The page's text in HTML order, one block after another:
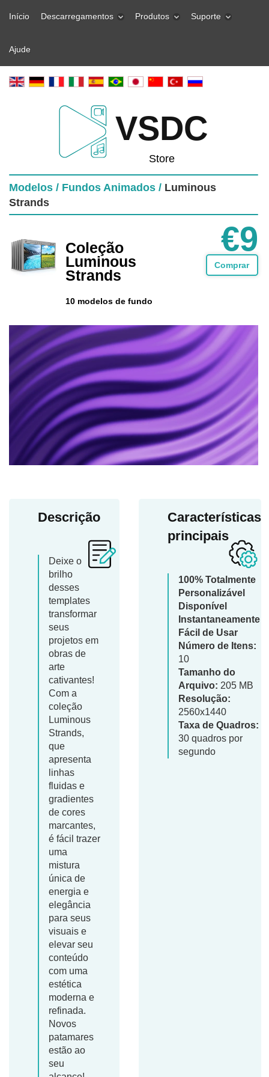
Início Descarregamentos Produtos Suporte
Ajude
VSDC
Store
Modelos / Fundos Animados / Luminous
Strands
Coleção
Luminous
Strands
10 modelos de fundo
€9
Comprar
Descrição
Deixe o
brilho
desses
templates
transformar
seus
projetos em
obras de
arte
cativantes!
Com a
coleção
Luminous
Strands,
que
apresenta
linhas
fluidas e
gradientes
de cores
marcantes,
é fácil trazer
uma
mistura
única de
energia e
elegância
para seus
visuais e
elevar seu
conteúdo
com uma
estética
moderna e
refinada.
Novos
patamares
estão ao
seu
Características
principais
100% Totalmente
Personalizável
Disponível
Instantaneamente
Fácil de Usar
Número de Itens:
10
Tamanho do
Arquivo: 205 MB
Resolução:
2560x1440
Taxa de Quadros:
30 quadros por
segundo